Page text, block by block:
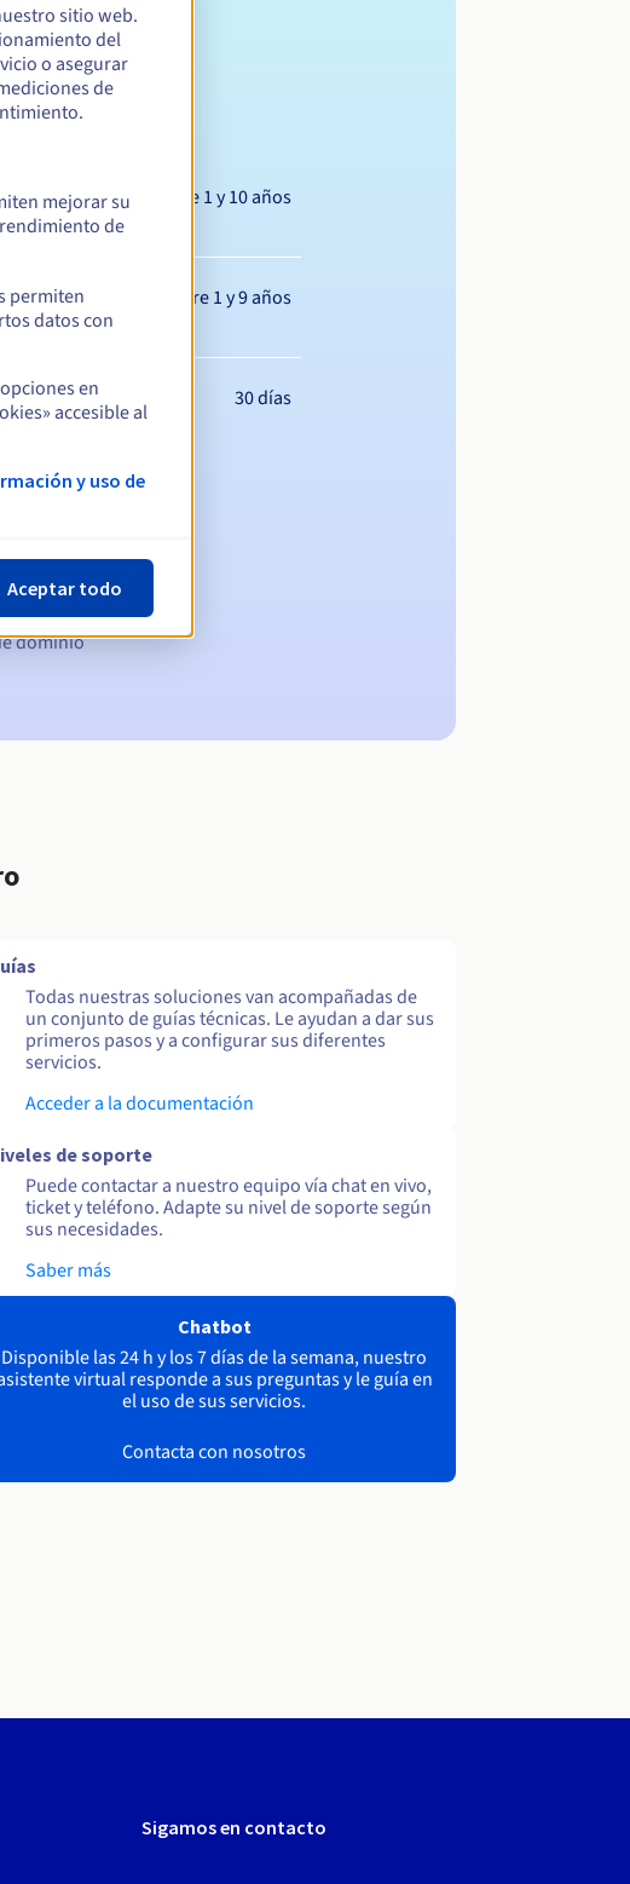
Entre 1 y 10 años
Entre 1 y 9 años
30 días
dominio
Todas nuestras soluciones van acompañadas de
un conjunto de guías técnicas. Le ayudan a dar sus
primeros pasos y a configurar sus diferentes
servicios.
Acceder a la documentación
de soporte
Puede contactar a nuestro equipo vía chat en vivo,
ticket y teléfono. Adapte su nivel de soporte según
sus necesidades.
Saber más
Chatbot
Disponible las 24 h y los 7 días de la semana, nuestro
virtual responde a sus preguntas y le guía en
el uso de sus servicios.
Contacta con nosotros
Sigamos en contacto
sitio web.
del
o asegurar
de
mejorar su
de
permiten
datos con
en
accesible al
y uso de
Aceptar todo